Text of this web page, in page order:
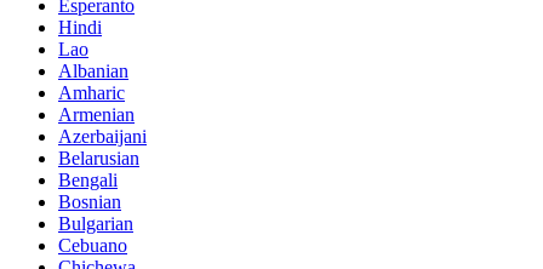
Esperanto
Hindi
Lao
Albanian
Amharic
Armenian
Azerbaijani
Belarusian
Bengali
Bosnian
Bulgarian
Cebuano